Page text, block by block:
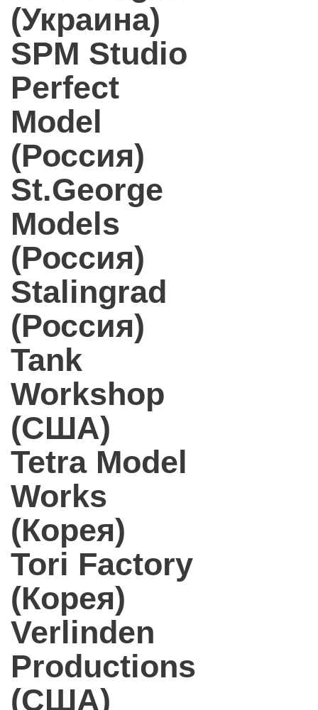
(Украина)
SPM Studio
Perfect
Model
(Россия)
St.George
Models
(Россия)
Stalingrad
(Россия)
Tank
Workshop
(США)
Tetra Model
Works
(Корея)
Tori Factory
(Корея)
Verlinden
Productions
(США)